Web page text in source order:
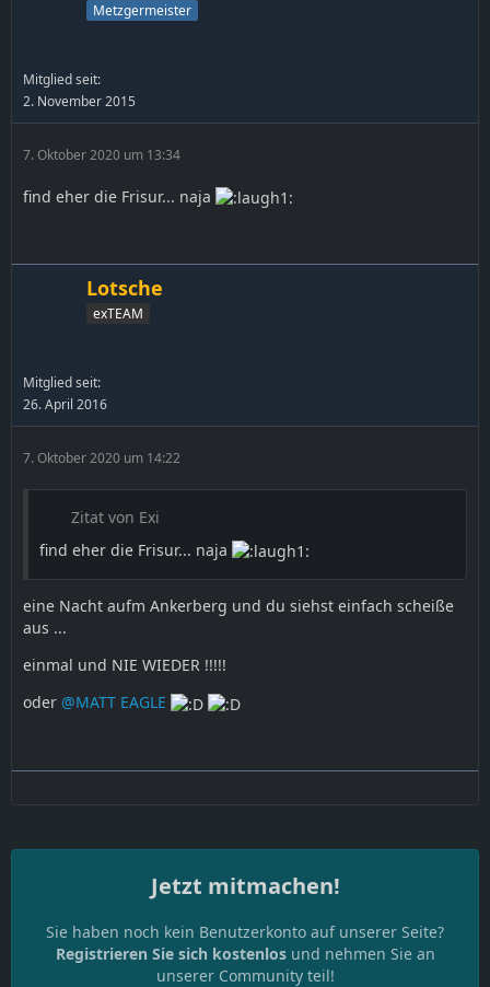
Metzgermeister
Mitglied seit:
2. November 2015
7. Oktober 2020 um 13:34
find eher die Frisur... naja
Lotsche
exTEAM
Mitglied seit:
26. April 2016
7. Oktober 2020 um 14:22
Zitat von Exi
find eher die Frisur... naja
eine Nacht aufm Ankerberg und du siehst einfach scheiße
aus ...
einmal und NIE WIEDER !!!!!
oder @MATT EAGLE
Jetzt mitmachen!
Sie haben noch kein Benutzerkonto auf unserer Seite?
Registrieren Sie sich kostenlosund nehmen Sie an
unserer Community teil!